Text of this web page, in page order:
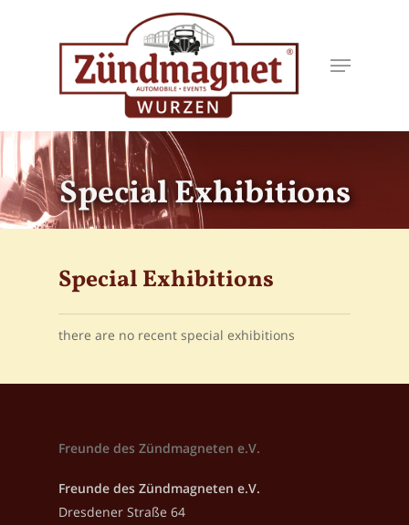
Menu
Special Exhibitions
Special Exhibitions
there are no recent special exhibitions
Freunde des Zündmagneten e.V.
Freunde des Zündmagneten e.V.
Dresdener Straße 64